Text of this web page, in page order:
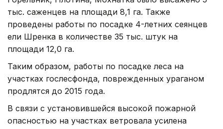
тыс. саженцев на площади 8,1 га. Также
проведены работы по посадке 4-летних сеянцев
ели Шренка в количестве 35 тыс. штук на
площади 12,0 га.
Таким образом, работы по посадке леса на
участках гослесфонда, поврежденных ураганом
продлятся до 2015 года.
В связи с установившейся высокой пожарной
опасностью на участках ветровала усилена